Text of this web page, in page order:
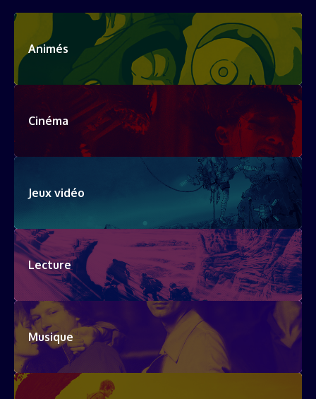
Animés
Cinéma
Jeux vidéo
Lecture
Musique